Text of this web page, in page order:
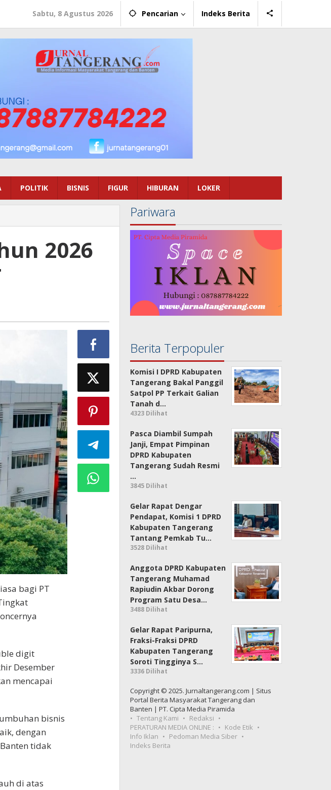
Sabtu, 8 Agustus 2026 Pencarian Indeks Berita
POLITIK BISNIS FIGUR HIBURAN LOKER
2026
bagi PT
digit
Desember
mencapai
bisnis
dengan
tidak
di atas
Pariwara
Berita Terpopuler
Komisi I DPRD Kabupaten
Tangerang Bakal Panggil
Satpol PP Terkait Galian
Tanah d…
4323 Dilihat
Pasca Diambil Sumpah
Janji, Empat Pimpinan
DPRD Kabupaten
Tangerang Sudah Resmi
…
3845 Dilihat
Gelar Rapat Dengar
Pendapat, Komisi 1 DPRD
Kabupaten Tangerang
Tantang Pemkab Tu…
3528 Dilihat
Anggota DPRD Kabupaten
Tangerang Muhamad
Rapiudin Akbar Dorong
Program Satu Desa…
3488 Dilihat
Gelar Rapat Paripurna,
Fraksi-Fraksi DPRD
Kabupaten Tangerang
Soroti Tingginya S…
3336 Dilihat
Copyright © 2025. Jurnaltangerang.com | Situs
Portal Berita Masyarakat Tangerang dan
Banten | PT. Cipta Media Piramida
Tentang Kami
Redaksi
PERATURAN MEDIA ONLINE :
Kode Etik
Info Iklan
Pedoman Media Siber
Indeks Berita